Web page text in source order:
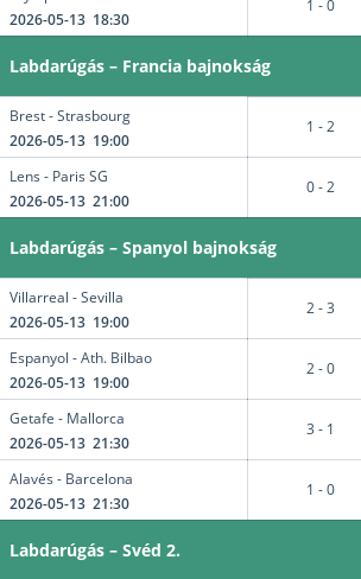
2026-05-13 18:30
1 - 0
Labdarúgás – Francia bajnokság
Brest - Strasbourg
2026-05-13 19:00
1 - 2
Lens - Paris SG
2026-05-13 21:00
0 - 2
Labdarúgás – Spanyol bajnokság
Villarreal - Sevilla
2026-05-13 19:00
2 - 3
Espanyol - Ath. Bilbao
2026-05-13 19:00
2 - 0
Getafe - Mallorca
2026-05-13 21:30
3 - 1
Alavés - Barcelona
2026-05-13 21:30
1 - 0
Labdarúgás – Svéd 2.